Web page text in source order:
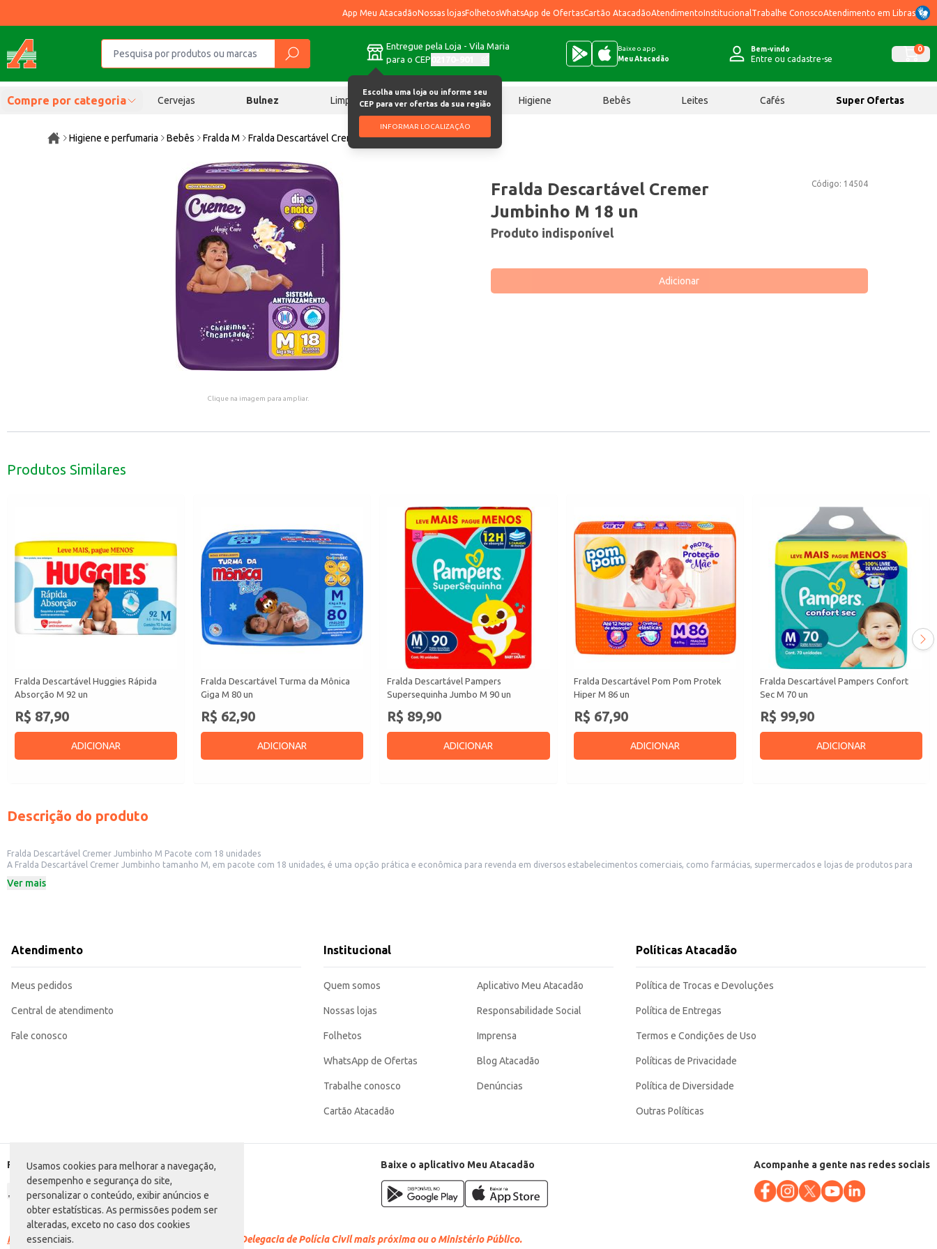
Usamos cookies para melhorar a navegação,
desempenho e segurança do site,
personalizar o conteúdo, exibir anúncios e
obter estatísticas. As permissões podem ser
alteradas, exceto no caso dos cookies
essenciais.
App Meu AtacadãoNossas lojasFolhetosWhatsApp de OfertasCartão AtacadãoAtendimentoInstitucional Trabalhe ConoscoAtendimento em Libras
Entregue pela Loja - Vila Maria
para o CEP
Escolha uma loja ou informe seu
CEP para ver ofertas da sua região
INFORMAR LOCALIZAÇÃO
Baixe o app
Meu Atacadão
Bem-vindo
Entre ou cadastre-se
0
Compre por categoria Cervejas Bulnez Limpeza Chocolates Higiene Bebês Leites Cafés Super Ofertas
Higiene e perfumaria Bebês Fralda M Fralda Descartável Cremer Jumbinho M 18 un
Clique na imagem para ampliar.
Código: 14504
Fralda Descartável Cremer
Jumbinho M 18 un
Produto indisponível
Adicionar
Produtos Similares
Fralda Descartável Huggies Rápida
Absorção M 92 un
R$ 87,90
ADICIONAR
Fralda Descartável Turma da Mônica
Giga M 80 un
R$ 62,90
ADICIONAR
Fralda Descartável Pampers
Supersequinha Jumbo M 90 un
R$ 89,90
ADICIONAR
Fralda Descartável Pom Pom Protek
Hiper M 86 un
R$ 67,90
ADICIONAR
Fralda Descartável Pampers Confort
Sec M 70 un
R$ 99,90
ADICIONAR
Descrição do produto
Fralda Descartável Cremer Jumbinho M Pacote com 18 unidades
A Fralda Descartável Cremer Jumbinho tamanho M, em pacote com 18 unidades, é uma opção prática e econômica para revenda em diversos estabelecimentos comerciais, como farmácias, supermercados e lojas de produtos para
atendendo às necessidades de famílias com bebês na faixa de tamanho M.
A Fralda Descartável Cremer Jumbinho tamanho M oferece uma solução eficiente e confiável para a higiene do bebê, contribuindo para o conforto e bem-estar tanto para os pais quanto para os bebês. Sua embalagem com 18
unidades proporciona um bom rendimento, tornando-a uma escolha inteligente para o consumidor final e um produto atrativo para revenda.
Marca: Cremer
Categoria: Fralda M
EAN: 7898133019234
Ver mais
Atendimento
Meus pedidos
Central de atendimento
Fale conosco
Institucional
Quem somos
Nossas lojas
Folhetos
WhatsApp de Ofertas
Trabalhe conosco
Cartão Atacadão
Aplicativo Meu Atacadão
Responsabilidade Social
Imprensa
Blog Atacadão
Denúncias
Políticas Atacadão
Política de Trocas e Devoluções
Política de Entregas
Termos e Condições de Uso
Políticas de Privacidade
Política de Diversidade
Outras Políticas
Formas de pagamento Baixe o aplicativo Meu Atacadão Acompanhe a gente nas redes sociais
Racismo é crime. Denuncie. Disque 100 ou procure a Delegacia de Polícia Civil mais próxima ou o Ministério Público.